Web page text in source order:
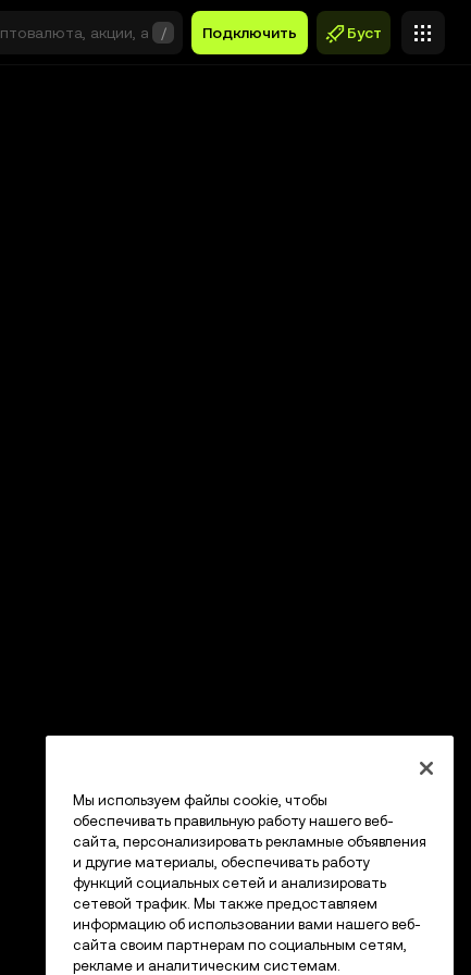
/ Подключить Буст
Мы используем файлы cookie, чтобы
обеспечивать правильную работу нашего веб-
сайта, персонализировать рекламные объявления
и другие материалы, обеспечивать работу
функций социальных сетей и анализировать
сетевой трафик. Мы также предоставляем
информацию об использовании вами нашего веб-
сайта своим партнерам по социальным сетям,
рекламе и аналитическим системам.